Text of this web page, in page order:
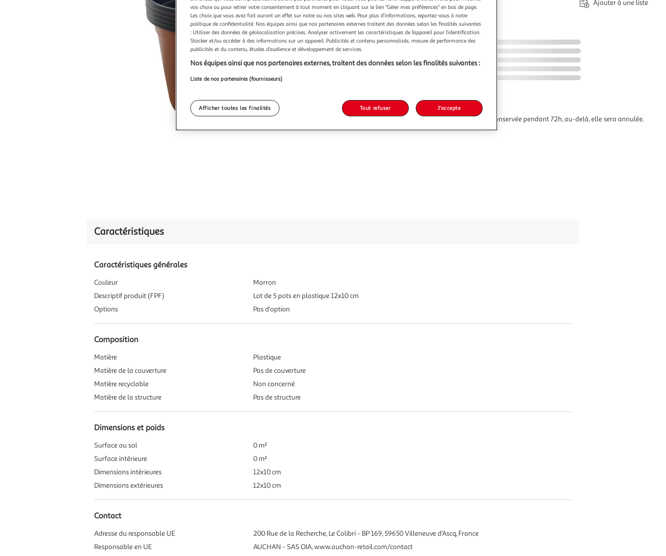
Ajouter à une liste
Votre commande sera conservée pendant 72h, au-delà, elle sera annulée.
Caractéristiques
Caractéristiques générales
Couleur
Marron
Descriptif produit (FPF)
Lot de 5 pots en plastique 12x10 cm
Options
Pas d'option
Composition
Matière
Plastique
Matière de la couverture
Pas de couverture
Matière recyclable
Non concerné
Matière de la structure
Pas de structure
Dimensions et poids
Surface au sol
0 m²
Surface intérieure
0 m²
Dimensions intérieures
12x10 cm
Dimensions extérieures
12x10 cm
Contact
Adresse du responsable UE
200 Rue de la Recherche, Le Colibri - BP 169, 59650 Villeneuve d’Ascq, France
Responsable en UE
AUCHAN - SAS OIA, www.auchan-retail.com/contact
vos choix ou pour retirer votre consentement à tout moment en cliquant sur le lien "Gérer mes préférences" en bas de page.
Les choix que vous avez fait auront un effet sur notre ou nos sites web. Pour plus d’informations, reportez-vous à notre
politique de confidentialité. Nos équipes ainsi que nos partenaires externes traitent des données selon les finalités suivantes
: Utiliser des données de géolocalisation précises. Analyser activement les caractéristiques de l’appareil pour l’identification.
Stocker et/ou accéder à des informations sur un appareil. Publicités et contenu personnalisés, mesure de performance des
publicités et du contenu, études d’audience et développement de services.
Nos équipes ainsi que nos partenaires externes, traitent des données selon les finalités suivantes :
Liste de nos partenaires (fournisseurs)
Afficher toutes les finalités Tout refuser J'accepte